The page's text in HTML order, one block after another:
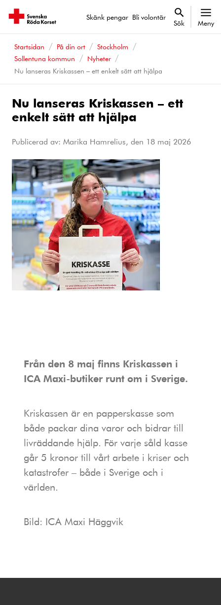
Skänk pengar Bli volontär
Sök Meny
Startsidan På din ort
Stockholm
Sollentuna kommun
Nyheter
Nu lanseras Kriskassen – ett enkelt sätt att hjälpa
Nu lanseras Kriskassen – ett
enkelt sätt att hjälpa
Publicerad av: Marika Hamrelius, den 18 maj 2026
Från den 8 maj finns Kriskassen i
ICA Maxi-butiker runt om i Sverige.
Kriskassen är en papperskasse som
både packar dina varor och bidrar till
livräddande hjälp. För varje såld kasse
går 5 kronor till vårt arbete i kriser och
katastrofer – både i Sverige och i
världen.
Bild: ICA Maxi Häggvik